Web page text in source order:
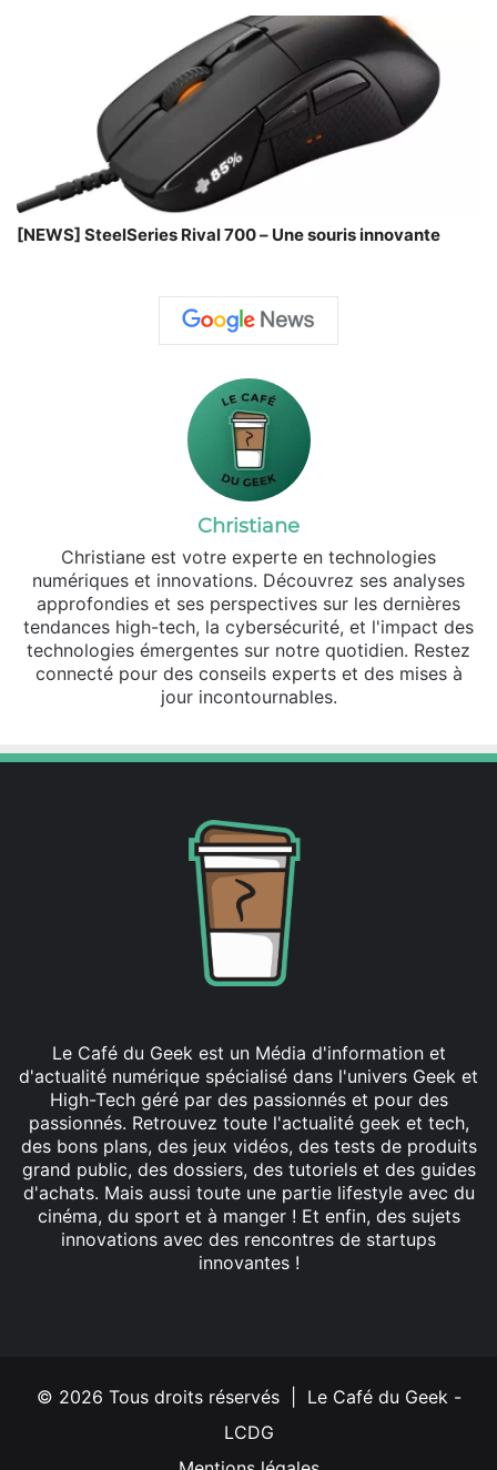
[NEWS] SteelSeries Rival 700 – Une souris innovante
Christiane
Christiane est votre experte en technologies
numériques et innovations. Découvrez ses analyses
approfondies et ses perspectives sur les dernières
tendances high-tech, la cybersécurité, et l'impact des
technologies émergentes sur notre quotidien. Restez
connecté pour des conseils experts et des mises à
jour incontournables.
Le Café du Geek est un Média d'information et
d'actualité numérique spécialisé dans l'univers Geek et
High-Tech géré par des passionnés et pour des
passionnés. Retrouvez toute l'actualité geek et tech,
des bons plans, des jeux vidéos, des tests de produits
grand public, des dossiers, des tutoriels et des guides
d'achats. Mais aussi toute une partie lifestyle avec du
cinéma, du sport et à manger ! Et enfin, des sujets
innovations avec des rencontres de startups
innovantes !
© 2026 Tous droits réservés | Le Café du Geek -
LCDG